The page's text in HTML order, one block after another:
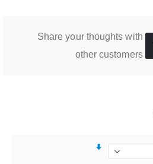
Share your thoughts with
other customers